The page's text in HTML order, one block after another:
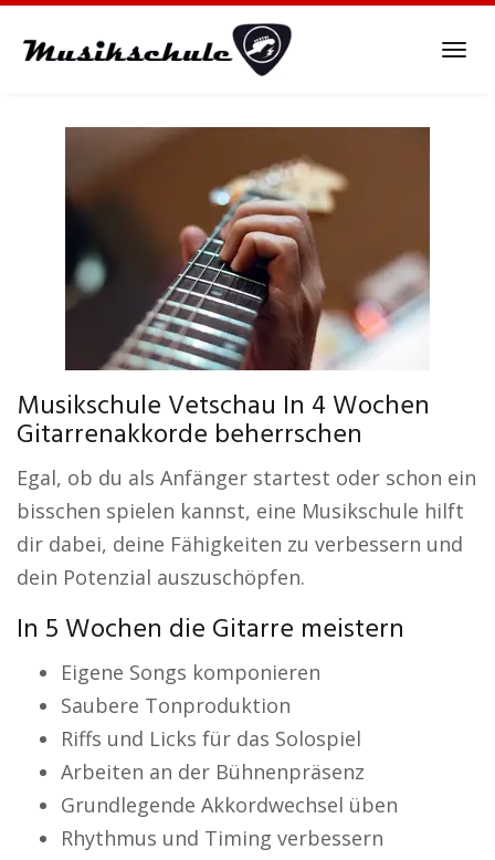
Musikschule Vetschau In 4 Wochen
Gitarrenakkorde beherrschen
Egal, ob du als Anfänger startest oder schon ein
bisschen spielen kannst, eine Musikschule hilft
dir dabei, deine Fähigkeiten zu verbessern und
dein Potenzial auszuschöpfen.
In 5 Wochen die Gitarre meistern
Eigene Songs komponieren
Saubere Tonproduktion
Riffs und Licks für das Solospiel
Arbeiten an der Bühnenpräsenz
Grundlegende Akkordwechsel üben
Rhythmus und Timing verbessern